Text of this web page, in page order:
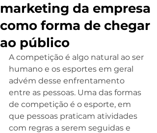
marketing da empresa
como forma de chegar
ao público
A competição é algo natural ao ser
humano e os esportes em geral
advém desse enfrentamento
entre as pessoas. Uma das formas
de competição é o esporte, em
que pessoas praticam atividades
com regras a serem seguidas e